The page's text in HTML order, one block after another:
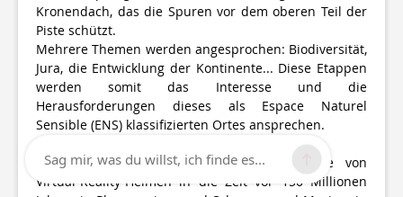
Kronendach, das die Spuren vor dem oberen Teil der
Piste schützt.
Mehrere Themen werden angesprochen: Biodiversität,
Jura, die Entwicklung der Kontinente... Diese Etappen
werden somit das Interesse und die
Herausforderungen dieses als Espace Naturel
Sensible (ENS) klassifizierten Ortes ansprechen.
Unter dem Blätterdach können Sie mithilfe von
Virtual-Reality-Helmen in die Zeit vor 150 Millionen
Sag mir, was du willst, ich finde es...